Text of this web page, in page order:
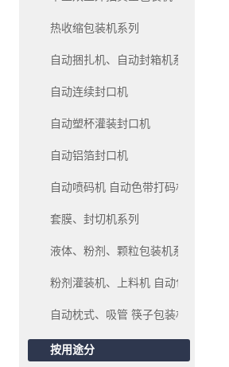
热收缩包装机系列
自动捆扎机、自动封箱机系列
自动连续封口机
自动塑杯灌装封口机
自动铝箔封口机
自动喷码机 自动色带打码机、油墨
套膜、封切机系列
液体、粉剂、颗粒包装机系列
粉剂灌装机、上料机 自动包装机系列
自动枕式、吸管 筷子包装机
按用途分